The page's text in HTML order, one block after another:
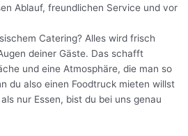
Ablauf, freundlichen Service und vor
Catering? Alles wird frisch
deiner Gäste. Das schafft
und eine Atmosphäre, die man so
du also einen Foodtruck mieten willst
nur Essen, bist du bei uns genau